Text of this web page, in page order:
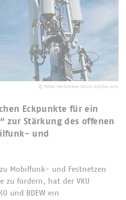
© Peter Heckmeier/stock.adobe.com
Eckpunkte für ein
zur Stärkung des offenen
und
Mobilfunk- und Festnetzen
zu fördern, hat der VKU
und BDEW ein